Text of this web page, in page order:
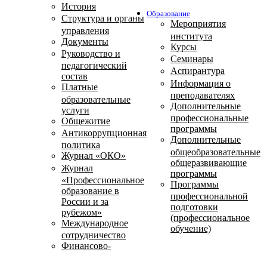
История
Структура и органы
управления
Документы
Руководство и
педагогический
состав
Платные
образовательные
услуги
Общежитие
Антикоррупционная
политика
Журнал «ОКО»
Журнал
«Профессиональное
образование в
России и за
рубежом»
Международное
сотрудничество
Финансово-
Образование
Мероприятия
института
Курсы
Семинары
Аспирантура
Информация о
преподавателях
Дополнительные
профессиональные
программы
Дополнительные
общеобразовательные
общеразвивающие
программы
Программы
профессиональной
подготовки
(профессиональное
обучение)